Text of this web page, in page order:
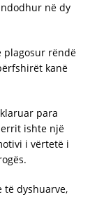
në dy
plagosur rëndë
kanë
para
ishte një
i vërtetë i
të dyshuarve,